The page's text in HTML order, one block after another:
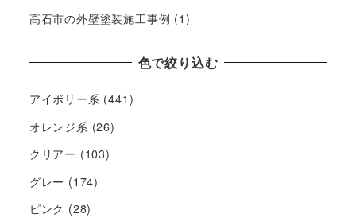
高石市の外壁塗装施工事例 (1)
色で絞り込む
アイボリー系 (441)
オレンジ系 (26)
クリアー (103)
グレー (174)
ピンク (28)